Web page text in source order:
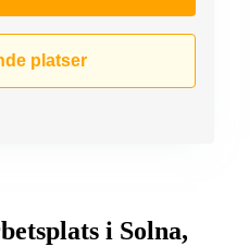
platser
i Solna,